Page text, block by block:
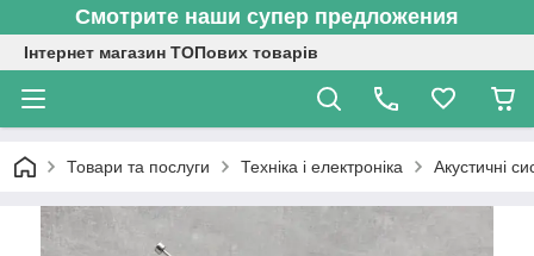
Смотрите наши супер предложения
Інтернет магазин ТОПових товарів
Товари та послуги Техніка і електроніка Акустичні